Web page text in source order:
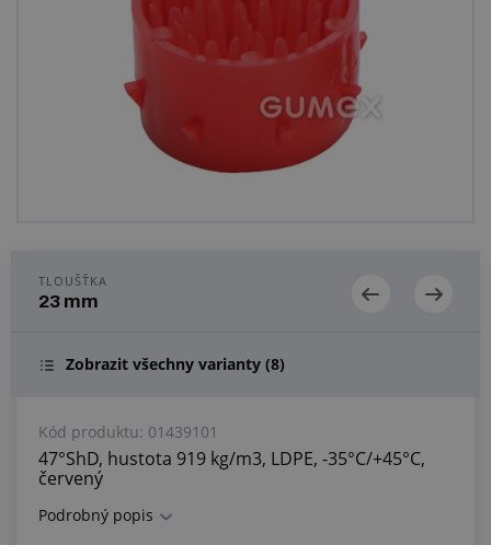
Další pryžové a plastové výrobky
Centrum poptávek
TLOUŠŤKA
23 mm
Zobrazit všechny varianty (8)
Kód produktu: 01439101
47°ShD, hustota 919 kg/m3, LDPE, -35°C/+45°C,
červený
Podrobný popis